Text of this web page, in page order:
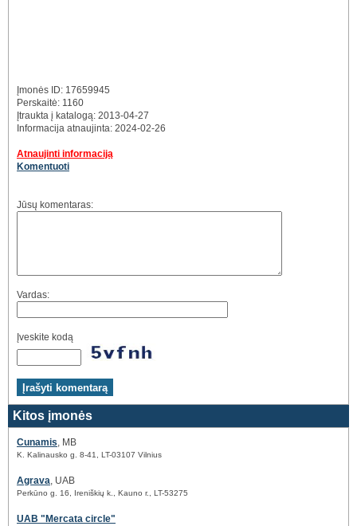
Įmonės ID: 17659945
Perskaitė: 1160
Įtraukta į katalogą: 2013-04-27
Informacija atnaujinta: 2024-02-26
Atnaujinti informaciją
Komentuoti
Jūsų komentaras:
Vardas:
Įveskite kodą
Kitos įmonės
Cunamis, MB
K. Kalinausko g. 8-41, LT-03107 Vilnius
Agrava, UAB
Perkūno g. 16, Ireniškių k., Kauno r., LT-53275
UAB "Mercata circle"